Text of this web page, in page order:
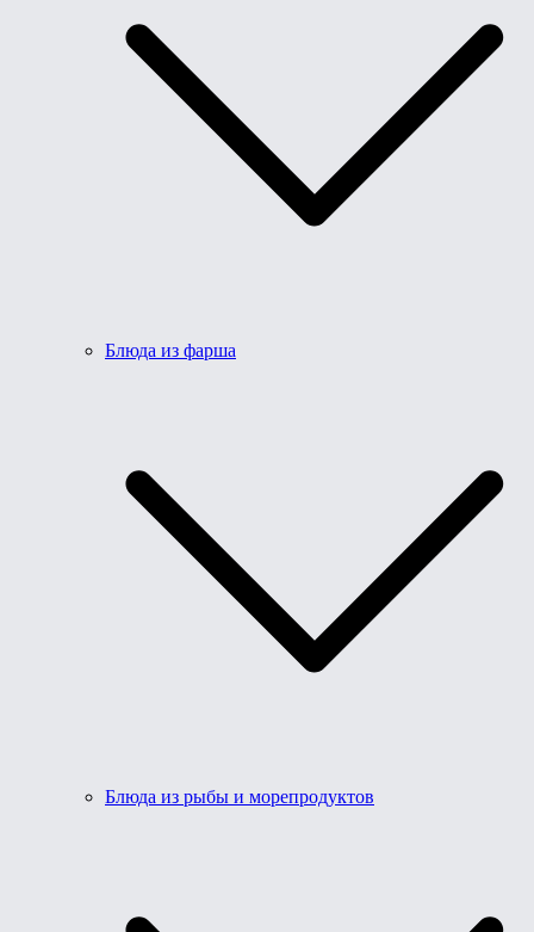
Блюда из фарша
Блюда из рыбы и морепродуктов